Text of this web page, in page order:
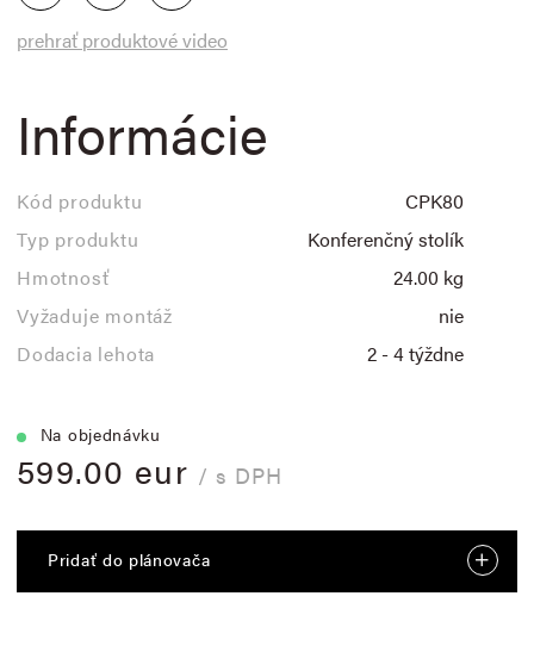
prehrať produktové video
Informácie
Kód produktu
CPK80
Typ produktu
Konferenčný stolík
Hmotnosť
24.00 kg
Vyžaduje montáž
nie
Dodacia lehota
2 - 4 týždne
Na objednávku
599.00 eur / s DPH
Pridať do plánovača